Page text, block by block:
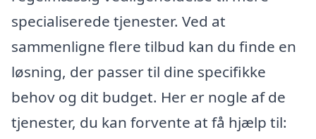
specialiserede tjenester. Ved at
sammenligne flere tilbud kan du finde en
løsning, der passer til dine specifikke
behov og dit budget. Her er nogle af de
tjenester, du kan forvente at få hjælp til: